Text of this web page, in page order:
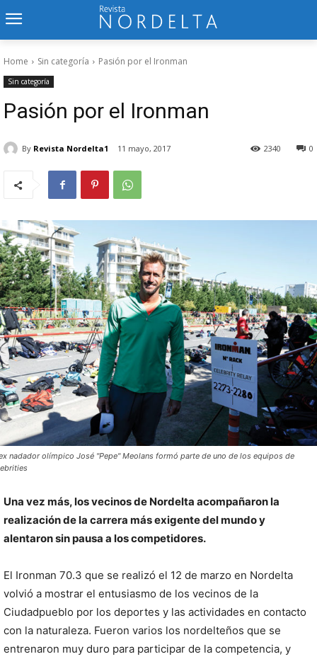
Home Sin categoría Pasión por el Ironman
Sin categoría
Pasión por el Ironman
By Revista Nordelta1 11 mayo, 2017 0
2340
nadador olímpico José "Pepe" Meolans formó parte de uno de los equipos de
Una vez más, los vecinos de Nordelta acompañaron la
realización de la carrera más exigente del mundo y
alentaron sin pausa a los competidores.
El Ironman 70.3 que se realizó el 12 de marzo en Nordelta
volvió a mostrar el entusiasmo de los vecinos de la
Ciudadpueblo por los deportes y las actividades en contacto
con la naturaleza. Fueron varios los nordelteños que se
entrenaron muy duro para participar de la competencia, y